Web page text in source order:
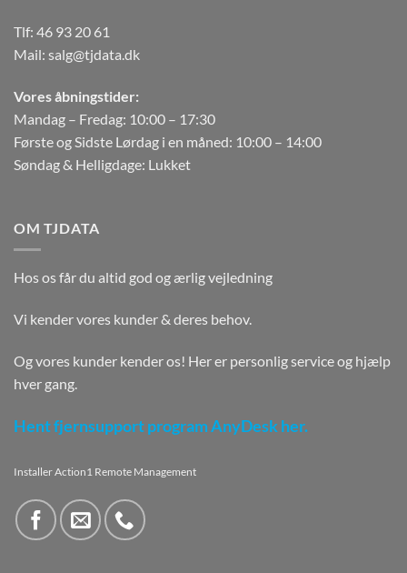
Tlf: 46 93 20 61
Mail: salg@tjdata.dk
Vores åbningstider:
Mandag – Fredag: 10:00 – 17:30
Første og Sidste Lørdag i en måned: 10:00 – 14:00
Søndag & Helligdage: Lukket
OM TJDATA
Hos os får du altid god og ærlig vejledning
Vi kender vores kunder & deres behov.
Og vores kunder kender os! Her er personlig service og hjælp
hver gang.
Hent fjernsupport program AnyDesk her.
Installer Action1 Remote Management